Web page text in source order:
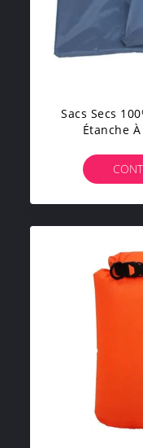
Sacs Secs
Étanche
Orange/